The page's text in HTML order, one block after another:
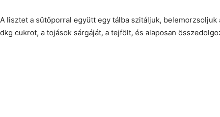
A lisztet a sütőporral együtt egy tálba szitáljuk, belemorzsoljuk
dkg cukrot, a tojások sárgáját, a tejfölt, és alaposan